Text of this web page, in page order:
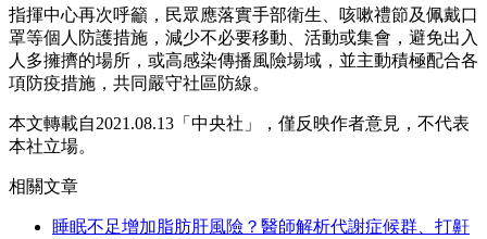
指揮中心再次呼籲，民眾應落實手部衛生、咳嗽禮節及佩戴口
罩等個人防護措施，減少不必要移動、活動或集會，避免出入
人多擁擠的場所，或高感染傳播風險場域，並主動積極配合各
項防疫措施，共同嚴守社區防線。
本文轉載自2021.08.13「中央社」，僅反映作者意見，不代表
本社立場。
相關文章
睡眠不足增加脂肪肝風險？醫師解析代謝症候群、打鼾